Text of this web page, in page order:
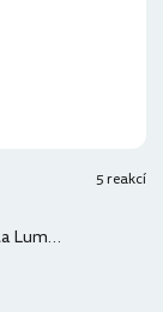
5 reakcí
Malajsie - Kuala Lumpur